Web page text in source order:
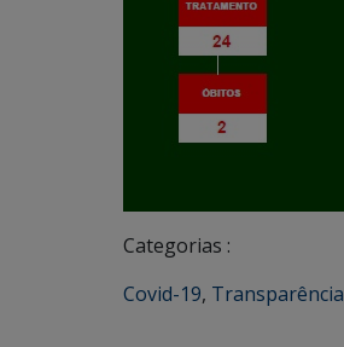
Categorias :
Covid-19, Transparência